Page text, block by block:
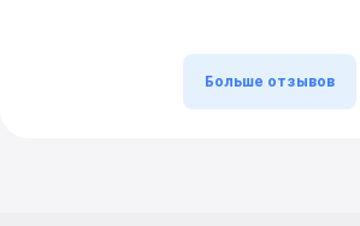
Больше отзывов